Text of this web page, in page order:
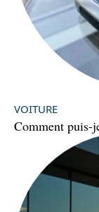
VOITURE
Comment puis-